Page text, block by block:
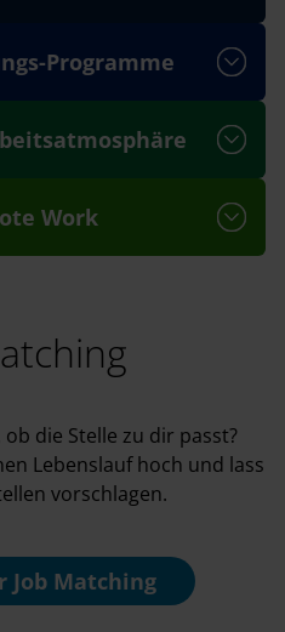
Programme
Work
die Stelle zu dir passt?
Lebenslauf hoch und lass
vorschlagen.
Job Matching